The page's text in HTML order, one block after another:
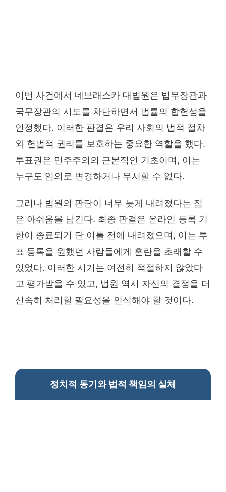
이번 사건에서 네브래스카 대법원은 법무장관과
국무장관의 시도를 차단하면서 법률의 합헌성을
인정했다. 이러한 판결은 우리 사회의 법적 절차
와 헌법적 권리를 보호하는 중요한 역할을 했다.
투표권은 민주주의의 근본적인 기초이며, 이는
누구도 임의로 변경하거나 무시할 수 없다.
그러나 법원의 판단이 너무 늦게 내려졌다는 점
은 아쉬움을 남긴다. 최종 판결은 온라인 등록 기
한이 종료되기 단 이틀 전에 내려졌으며, 이는 투
표 등록을 원했던 사람들에게 혼란을 초래할 수
있었다. 이러한 시기는 여전히 적절하지 않았다
고 평가받을 수 있고, 법원 역시 자신의 결정을 더
신속히 처리할 필요성을 인식해야 할 것이다.
정치적 동기와 법적 책임의 실체